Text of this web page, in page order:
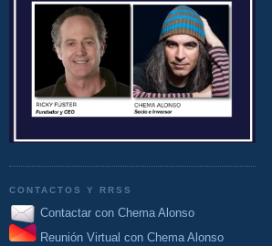
CONTACTOS Y RRSS
Contactar con Chema Alonso
Reunión Virtual con Chema Alonso